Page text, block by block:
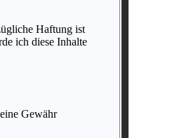
Haftung ist
ich diese Inhalte
Gewähr